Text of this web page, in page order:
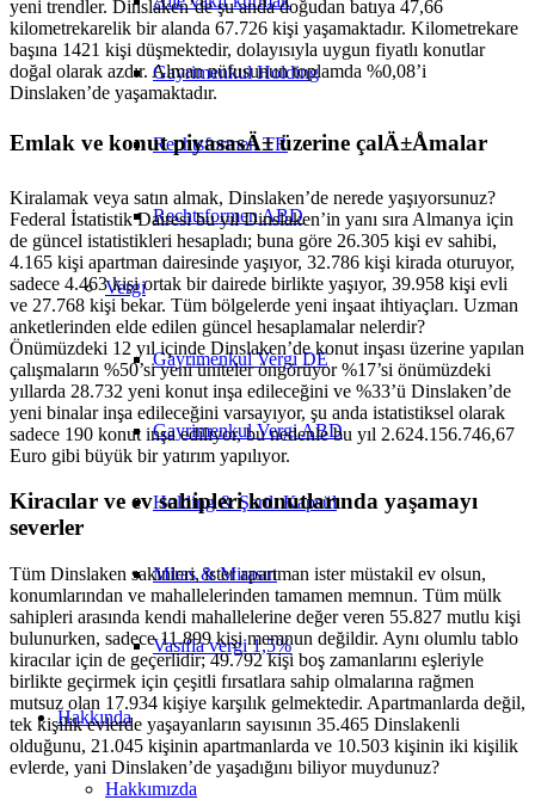
Gayrimenkul Holding
Rechtsformen TR
Rechtsformen ABD
Vergi
Gayrimenkul Vergi DE
Gayrimenkul Vergi ABD
Holding & Şartlı Kapsül
Miras & Mirasın
Vasıfla vergi 1,5%
Hakkında
Hakkımızda
yeni trendler. Dinslaken’de şu anda doğudan batıya 47,66
kilometrekarelik bir alanda 67.726 kişi yaşamaktadır. Kilometrekare
başına 1421 kişi düşmektedir, dolayısıyla uygun fiyatlı konutlar
doğal olarak azdır. Alman nüfusunun toplamda %0,08’i
Dinslaken’de yaşamaktadır.
Emlak ve konut piyasasÄ± üzerine çalÄ±Åmalar
Kiralamak veya satın almak, Dinslaken’de nerede yaşıyorsunuz?
Federal İstatistik Dairesi bu yıl Dinslaken’in yanı sıra Almanya için
de güncel istatistikleri hesapladı; buna göre 26.305 kişi ev sahibi,
4.165 kişi apartman dairesinde yaşıyor, 32.786 kişi kirada oturuyor,
sadece 4.463 kişi ortak bir dairede birlikte yaşıyor, 39.958 kişi evli
ve 27.768 kişi bekar. Tüm bölgelerde yeni inşaat ihtiyaçları. Uzman
anketlerinden elde edilen güncel hesaplamalar nelerdir?
Önümüzdeki 12 yıl içinde Dinslaken’de konut inşası üzerine yapılan
çalışmaların %50’si yeni üniteler öngörüyor %17’si önümüzdeki
yıllarda 28.732 yeni konut inşa edileceğini ve %33’ü Dinslaken’de
yeni binalar inşa edileceğini varsayıyor, şu anda istatistiksel olarak
sadece 190 konut inşa ediliyor, bu nedenle bu yıl 2.624.156.746,67
Euro gibi büyük bir yatırım yapılıyor.
Kiracılar ve ev sahipleri konutlarında yaşamayı
severler
Tüm Dinslaken sakinleri, ister apartman ister müstakil ev olsun,
konumlarından ve mahallelerinden tamamen memnun. Tüm mülk
sahipleri arasında kendi mahallelerine değer veren 55.827 mutlu kişi
bulunurken, sadece 11.899 kişi memnun değildir. Aynı olumlu tablo
kiracılar için de geçerlidir; 49.792 kişi boş zamanlarını eşleriyle
birlikte geçirmek için çeşitli fırsatlara sahip olmalarına rağmen
mutsuz olan 17.934 kişiye karşılık gelmektedir. Apartmanlarda değil,
tek kişilik evlerde yaşayanların sayısının 35.465 Dinslakenli
olduğunu, 21.045 kişinin apartmanlarda ve 10.503 kişinin iki kişilik
evlerde, yani Dinslaken’de yaşadığını biliyor muydunuz?